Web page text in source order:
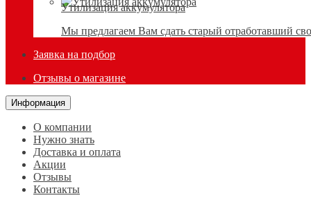
Утилизация аккумулятора
Мы предлагаем Вам сдать старый отработавший
Заявка на подбор
Отзывы о магазине
Информация
О компании
Нужно знать
Доставка и оплата
Акции
Отзывы
Контакты